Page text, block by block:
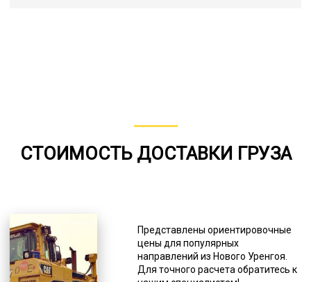
СТОИМОСТЬ ДОСТАВКИ ГРУЗА
Представлены ориентировочные
цены для популярных
направлений из Нового Уренгоя.
Для точного расчета обратитесь к